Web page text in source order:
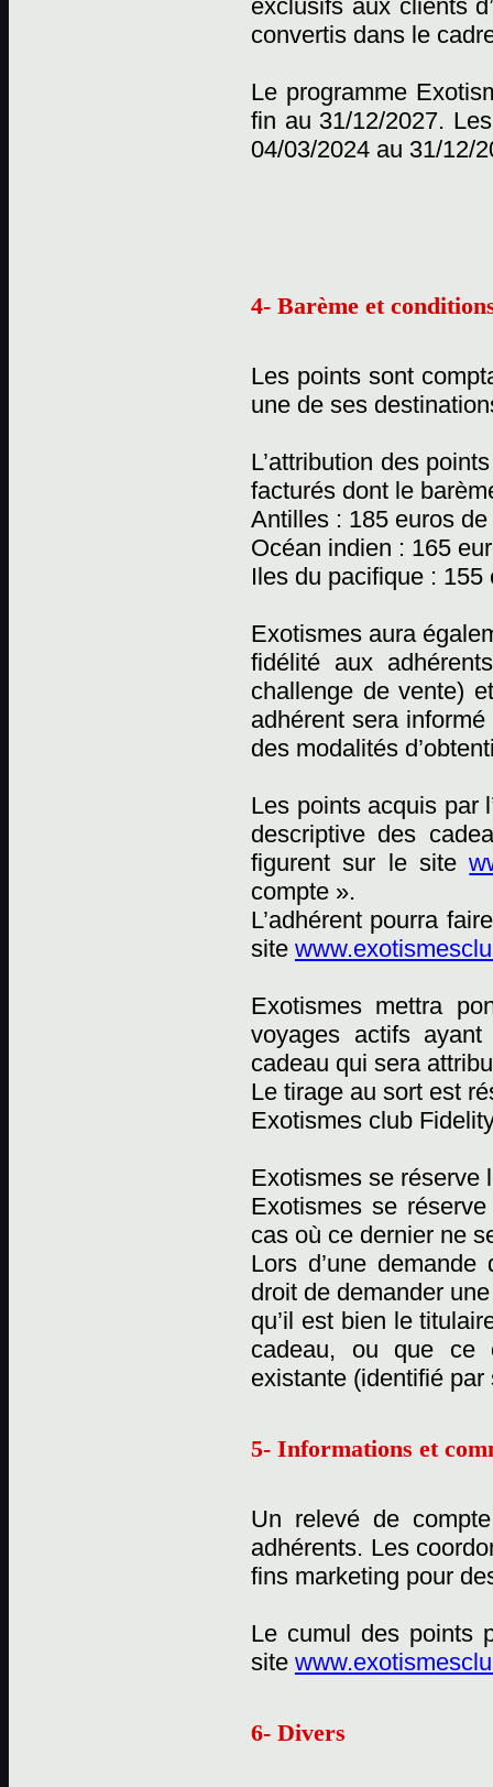
exclusifs aux clients
convertis dans le
Le programme
fin au 31/12/2027.
04/03/2024 au 31/12/
4- Barème et
Les points sont
une de ses
L’attribution des
facturés dont le
Antilles : 185 euros
Océan indien : 165
Iles du pacifique :
Exotismes aura
fidélité aux
challenge de vente)
adhérent sera
des modalités
Les points acquis par
descriptive des
figurent sur le site
compte ».
L’adhérent pourra
site
Exotismes mettra
voyages actifs
cadeau qui sera
Le tirage au sort est
Exotismes club
Exotismes se réserve
Exotismes se
cas où ce dernier ne
Lors d’une
droit de demander
qu’il est bien le
cadeau, ou que ce
existante (identifié
5- Informations et
Un relevé de
adhérents. Les
fins marketing pour
Le cumul des points
site
6- Divers